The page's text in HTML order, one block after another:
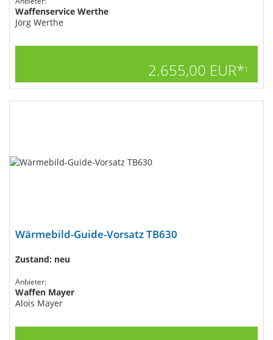
Waffenservice Werthe
Jörg Werthe
2.655,00 EUR*1
Wärmebild-Guide-Vorsatz TB630
Zustand: neu
Anbieter:
Waffen Mayer
Alois Mayer